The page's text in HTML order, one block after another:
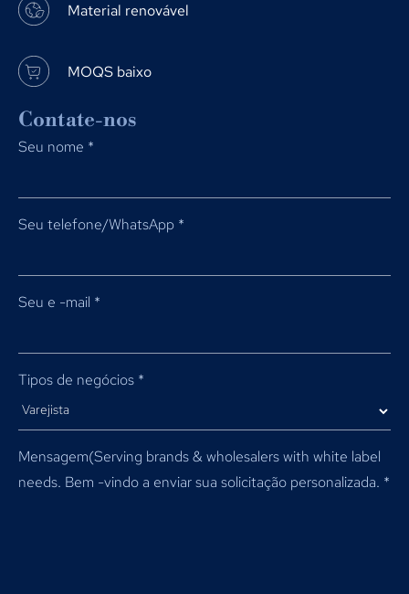
Material renovável
MOQS baixo
Contate-nos
Seu nome *
Seu telefone/WhatsApp *
Seu e -mail *
Tipos de negócios *
Mensagem(Serving brands & wholesalers with white label
needs. Bem -vindo a enviar sua solicitação personalizada. *